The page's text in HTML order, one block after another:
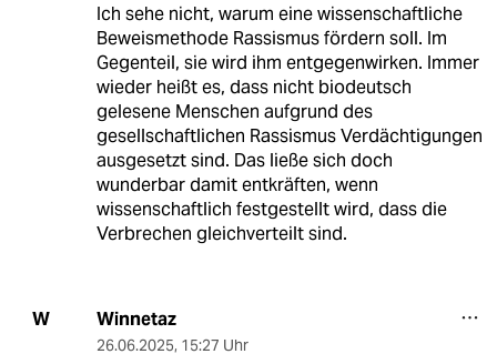
Ich sehe nicht, warum eine wissenschaftliche
Beweismethode Rassismus fördern soll. Im
Gegenteil, sie wird ihm entgegenwirken. Immer
wieder heißt es, dass nicht biodeutsch
gelesene Menschen aufgrund des
gesellschaftlichen Rassismus Verdächtigungen
ausgesetzt sind. Das ließe sich doch
wunderbar damit entkräften, wenn
wissenschaftlich festgestellt wird, dass die
Verbrechen gleichverteilt sind.
W Winnetaz
26.06.2025, 15:27 Uhr